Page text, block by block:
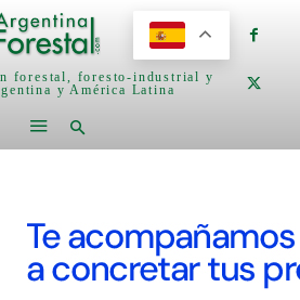
forestal, foresto-industrial y
y América Latina